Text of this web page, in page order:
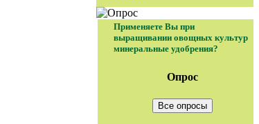
Применяете Вы при
выращивании овощных культур
минеральные удобрения?
Опрос
Все опросы